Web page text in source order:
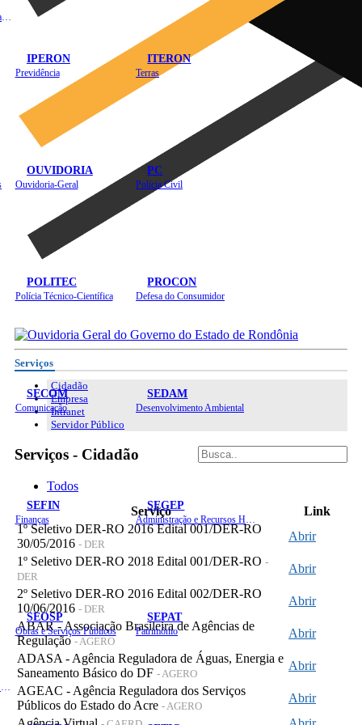
IPERON
Previdência
ITERON
Terras
OUVIDORIA
Ouvidoria-Geral
PC
Polícia Civil
POLITEC
Polícia Técnico-Científica
PROCON
Defesa do Consumidor
SECOM
Comunicação
SEDAM
Desenvolvimento Ambiental
SEFIN
Finanças
SEGEP
SEOSP
Obras e Serviços Públicos
SEPAT
Patrimônio
Serviços
Cidadão
Empresa
Intranet
Servidor Público
Serviços - Cidadão
Todos
Serviço
Link
1º Seletivo DER-RO 2016 Edital 001/DER-RO
30/05/2016 - DER
Abrir
1º Seletivo DER-RO 2018 Edital 001/DER-RO -
DER
Abrir
2º Seletivo DER-RO 2016 Edital 002/DER-RO
10/06/2016 - DER
Abrir
ABAR - Associação Brasileira de Agências de
Regulação- AGERO
Abrir
ADASA - Agência Reguladora de Águas, Energia e
Saneamento Básico do DF - AGERO
Abrir
AGEAC - Agência Reguladora dos Serviços
Públicos do Estado do Acre - AGERO
Abrir